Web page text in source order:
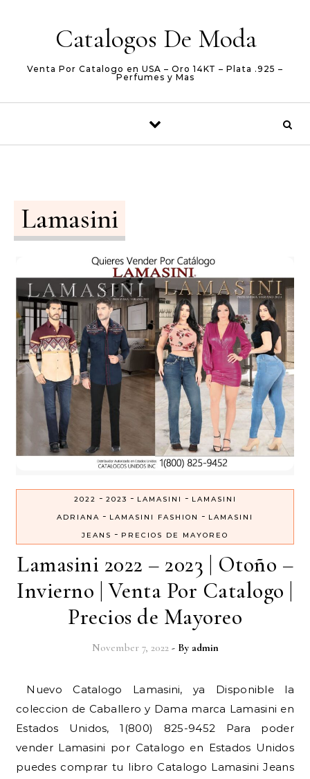
Catalogos De Moda
Venta Por Catalogo en USA – Oro 14KT – Plata .925 –
Perfumes y Mas
Lamasini
2022 - 2023 - LAMASINI - LAMASINI
ADRIANA - LAMASINI FASHION - LAMASINI
JEANS - PRECIOS DE MAYOREO
Lamasini 2022 – 2023 | Otoño –
Invierno | Venta Por Catalogo |
Precios de Mayoreo
November 7, 2022 - By admin
Nuevo Catalogo Lamasini, ya Disponible la
coleccion de Caballero y Dama marca Lamasini en
Estados Unidos, 1(800) 825-9452 Para poder
vender Lamasini por Catalogo en Estados Unidos
puedes comprar tu libro Catalogo Lamasini Jeans